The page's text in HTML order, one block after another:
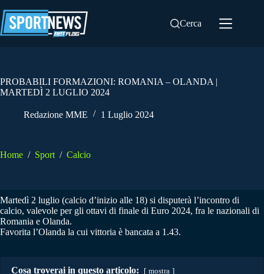
al
contenuto
Cerca
PROBABILI FORMAZIONI: ROMANIA – OLANDA |
MARTEDÌ 2 LUGLIO 2024
Redazione MME 1 Luglio 2024
Home / Sport / Calcio
Martedì 2 luglio (calcio d’inizio alle 18) si disputerà l’incontro di
calcio, valevole per gli ottavi di finale di Euro 2024, fra le nazionali di
Romania e Olanda.
Favorita l’Olanda la cui vittoria è bancata a 1.43.
Cosa troverai in questo articolo: mostra